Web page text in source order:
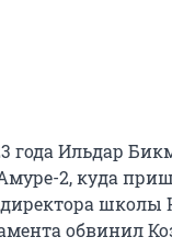
года Ильдар
2, куда
директора школы
обвинил